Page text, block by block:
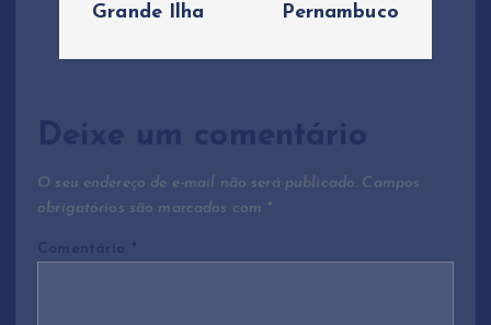
a
ç
ã
Grande Ilha
Pernambuco
Deixe um comentário
O seu endereço de e-mail não será publicado. Campos
obrigatórios são marcados com *
Comentário *